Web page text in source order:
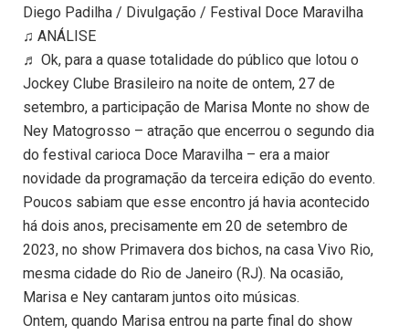
Diego Padilha / Divulgação / Festival Doce Maravilha
♫ ANÁLISE
♬ Ok, para a quase totalidade do público que lotou o
Jockey Clube Brasileiro na noite de ontem, 27 de
setembro, a participação de Marisa Monte no show de
Ney Matogrosso – atração que encerrou o segundo dia
do festival carioca Doce Maravilha – era a maior
novidade da programação da terceira edição do evento.
Poucos sabiam que esse encontro já havia acontecido
há dois anos, precisamente em 20 de setembro de
2023, no show Primavera dos bichos, na casa Vivo Rio,
mesma cidade do Rio de Janeiro (RJ). Na ocasião,
Marisa e Ney cantaram juntos oito músicas.
Ontem, quando Marisa entrou na parte final do show